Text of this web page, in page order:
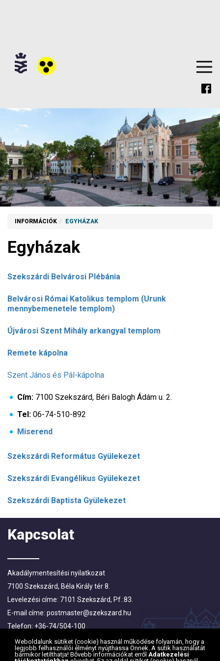
Weboldalunk sütiket (cookie) használ működése folyamán, hogy a
legjobb felhasználói élményt nyújthassa Önnek. A sütik használatát
bármikor letilthatja! Bővebb információkat erről Adatkezelési
INFORMÁCIÓK EGYHÁZAK
Egyházak
Szekszárdi Belvárosi Plébánia
Belvárosi Római Katolikus templom (Urunk
mennybemenetele templom)
Újvárosi Szent Mihály arkangyal templom
Remete kápolna
Szent János és Pál-kápolna
Cím: 7100 Szekszárd, Béri Balogh Ádám u. 2.
Tel: 06-74-510-892
Miserend
Szekszárdi Református Gyülekezet
Szekszárdi Evangélikus Gyülekezet
Szekszárdi Baptista Gyülekezet
Kapcsolat
Akadálymentesítési nyilatkozat
7100 Szekszárd, Béla Király tér 8.
Levelezési címe: 7101 Szekszárd, Pf.:83.
E-mail címe: postmaster@szekszard.hu
Telefon: +36-74/504-100
Fax: +36-74/412-719; +36-74/510-251